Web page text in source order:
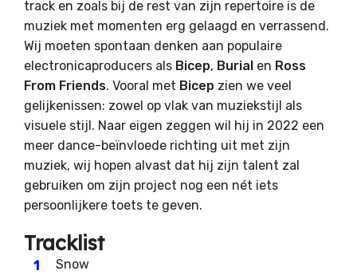
track en zoals bij de rest van zijn repertoire is de
muziek met momenten erg gelaagd en verrassend.
Wij moeten spontaan denken aan populaire
electronicaproducers als Bicep, Burial en Ross
From Friends. Vooral met Bicep zien we veel
gelijkenissen: zowel op vlak van muziekstijl als
visuele stijl. Naar eigen zeggen wil hij in 2022 een
meer dance-beïnvloede richting uit met zijn
muziek, wij hopen alvast dat hij zijn talent zal
gebruiken om zijn project nog een nét iets
persoonlijkere toets te geven.
Tracklist
Snow